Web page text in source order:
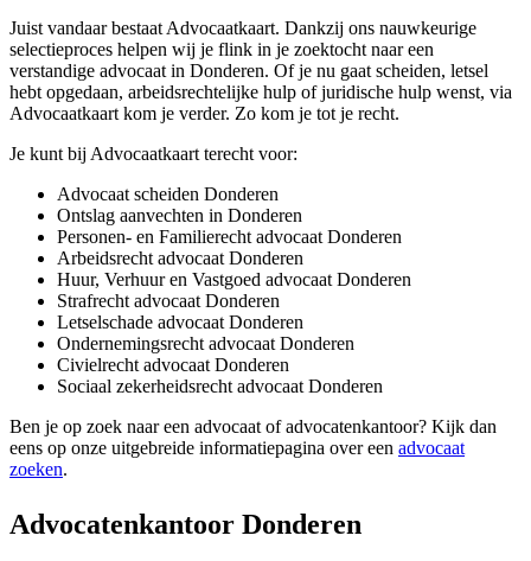
Juist vandaar bestaat Advocaatkaart. Dankzij ons nauwkeurige
selectieproces helpen wij je flink in je zoektocht naar een
verstandige advocaat in Donderen. Of je nu gaat scheiden, letsel
hebt opgedaan, arbeidsrechtelijke hulp of juridische hulp wenst, via
Advocaatkaart kom je verder. Zo kom je tot je recht.
Je kunt bij Advocaatkaart terecht voor:
Advocaat scheiden Donderen
Ontslag aanvechten in Donderen
Personen- en Familierecht advocaat Donderen
Arbeidsrecht advocaat Donderen
Huur, Verhuur en Vastgoed advocaat Donderen
Strafrecht advocaat Donderen
Letselschade advocaat Donderen
Ondernemingsrecht advocaat Donderen
Civielrecht advocaat Donderen
Sociaal zekerheidsrecht advocaat Donderen
Ben je op zoek naar een advocaat of advocatenkantoor? Kijk dan
eens op onze uitgebreide informatiepagina over een advocaat
zoeken.
Advocatenkantoor Donderen